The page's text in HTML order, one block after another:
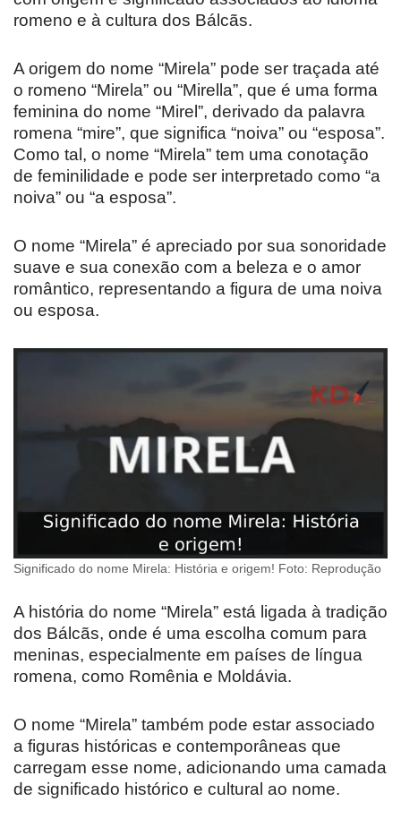
romeno e à cultura dos Bálcãs.
A origem do nome “Mirela” pode ser traçada até
o romeno “Mirela” ou “Mirella”, que é uma forma
feminina do nome “Mirel”, derivado da palavra
romena “mire”, que significa “noiva” ou “esposa”.
Como tal, o nome “Mirela” tem uma conotação
de feminilidade e pode ser interpretado como “a
noiva” ou “a esposa”.
O nome “Mirela” é apreciado por sua sonoridade
suave e sua conexão com a beleza e o amor
romântico, representando a figura de uma noiva
ou esposa.
Significado do nome Mirela: História e origem! Foto: Reprodução
A história do nome “Mirela” está ligada à tradição
dos Bálcãs, onde é uma escolha comum para
meninas, especialmente em países de língua
romena, como Romênia e Moldávia.
O nome “Mirela” também pode estar associado
a figuras históricas e contemporâneas que
carregam esse nome, adicionando uma camada
de significado histórico e cultural ao nome.